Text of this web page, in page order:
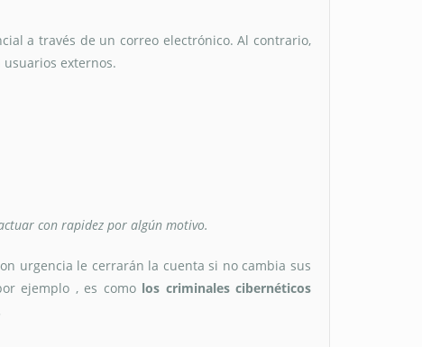
a través de un correo electrónico. Al contrario,
externos.
con rapidez por algún motivo.
urgencia le cerrarán la cuenta si no cambia sus
ejemplo , es como los criminales cibernéticos